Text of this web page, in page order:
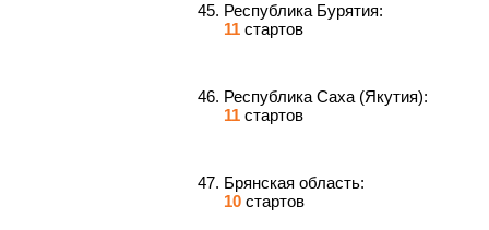
Республика Бурятия:
11 стартов
Республика Саха (Якутия):
11 стартов
Брянская область:
10 стартов